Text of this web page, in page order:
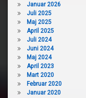
Januar 2026
Juli 2025
Maj 2025
April 2025
Juli 2024
Juni 2024
Maj 2024
April 2023
Mart 2020
Februar 2020
Januar 2020